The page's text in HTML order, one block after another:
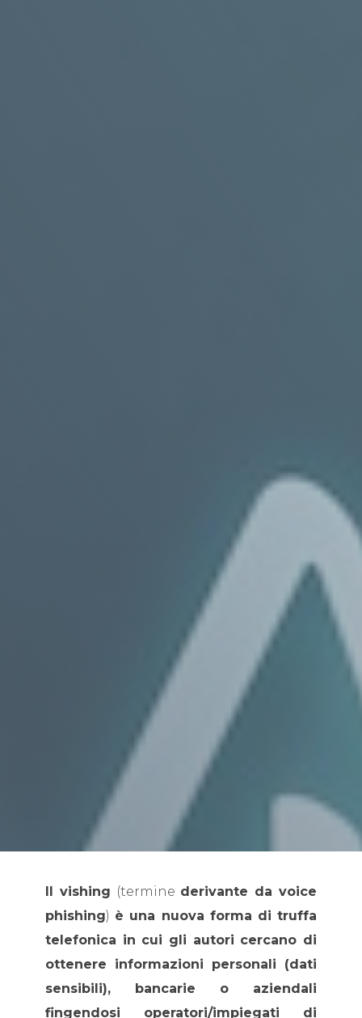
Il vishing (termine derivante da voice
phishing) è una nuova forma di truffa
telefonica in cui gli autori cercano di
ottenere informazioni personali (dati
sensibili), bancarie o aziendali
fingendosi operatori/impiegati di